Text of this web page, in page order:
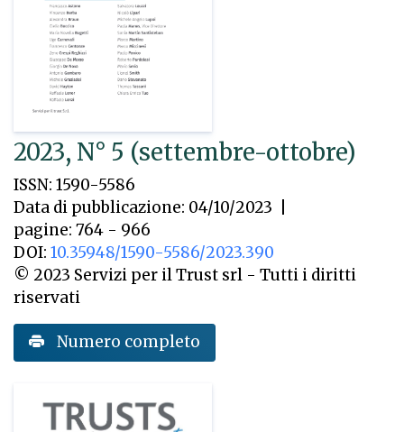
2023, N° 5 (settembre-ottobre)
ISSN: 1590-5586
Data di pubblicazione: 04/10/2023
pagine: 764 - 966
DOI: 10.35948/1590-5586/2023.390
© 2023 Servizi per il Trust srl - Tutti i diritti
riservati
Numero completo